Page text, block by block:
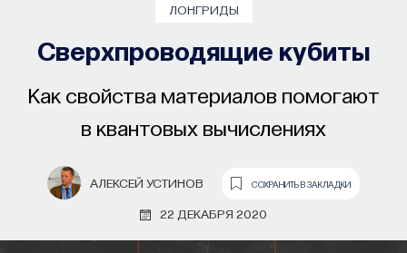
ЛОНГРИДЫ
Сверхпроводящие кубиты
Как свойства материалов помогают
в квантовых вычислениях
АЛЕКСЕЙ УСТИНОВ СОХРАНИТЬ В ЗАКЛАДКИ
22 ДЕКАБРЯ 2020